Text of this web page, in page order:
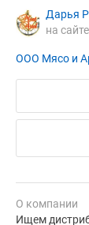
Дарья
на
ООО Мясо и
О компании
Ищем